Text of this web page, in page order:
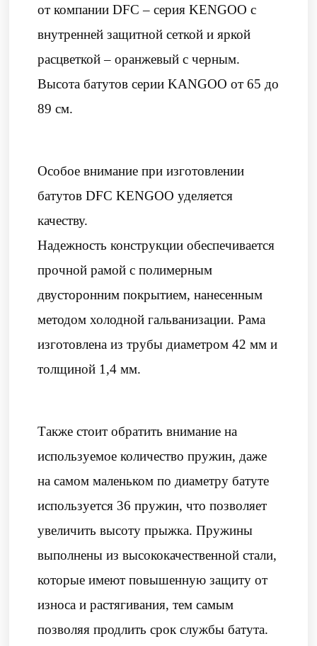
от компании DFC – серия KENGOO с
внутренней защитной сеткой и яркой
расцветкой – оранжевый с черным.
Высота батутов серии KANGOO от 65 до
89 см.
Особое внимание при изготовлении
батутов DFC KENGOO уделяется
качеству.
Надежность конструкции обеспечивается
прочной рамой с полимерным
двусторонним покрытием, нанесенным
методом холодной гальванизации. Рама
изготовлена из трубы диаметром 42 мм и
толщиной 1,4 мм.
Также стоит обратить внимание на
используемое количество пружин, даже
на самом маленьком по диаметру батуте
используется 36 пружин, что позволяет
увеличить высоту прыжка. Пружины
выполнены из высококачественной стали,
которые имеют повышенную защиту от
износа и растягивания, тем самым
позволяя продлить срок службы батута.